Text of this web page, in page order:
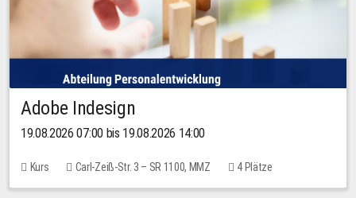
Adobe Indesign
19.08.2026 07:00 bis 19.08.2026 14:00
Kurs Carl-Zeiß-Str. 3 – SR 1100, MMZ 4 Plätze